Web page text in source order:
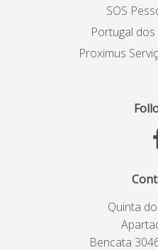
SOS
Portugal
Proximus
Quinta
Bencata